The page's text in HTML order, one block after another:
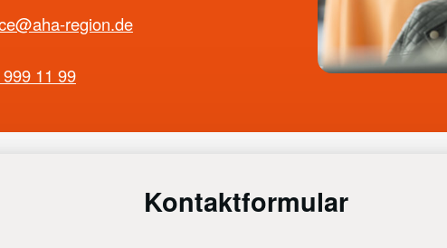
region.de
11 99
Kontaktformular